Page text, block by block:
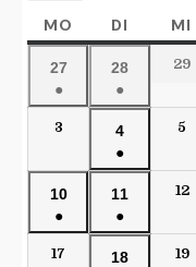
MO DI MI
27
●
28
●
29
3
4
●
5
10
●
11
●
12
17
18
19